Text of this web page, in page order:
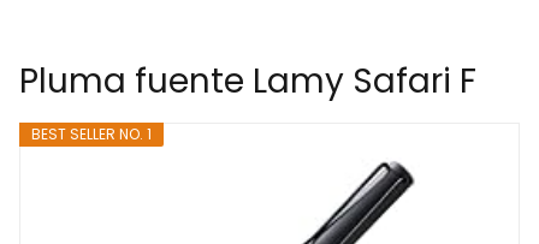
Pluma fuente Lamy Safari F
BEST SELLER NO. 1